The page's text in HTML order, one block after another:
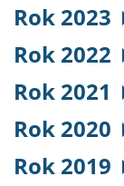
Rok 2023
Rok 2022
Rok 2021
Rok 2020
Rok 2019